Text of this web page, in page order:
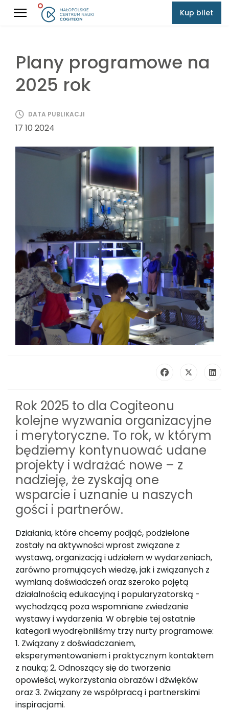
Kup bilet
Plany programowe na
2025 rok
DATA PUBLIKACJI
17 10 2024
Rok 2025 to dla Cogiteonu
kolejne wyzwania organizacyjne
i merytoryczne. To rok, w którym
będziemy kontynuować udane
projekty i wdrażać nowe – z
nadzieję, że zyskają one
wsparcie i uznanie u naszych
gości i partnerów.
Działania, które chcemy podjąć, podzielone
zostały na aktywności wprost związane z
wystawą, organizacją i udziałem w wydarzeniach,
zarówno promujących wiedzę, jak i związanych z
wymianą doświadczeń oraz szeroko pojętą
działalnością edukacyjną i popularyzatorską -
wychodzącą poza wspomniane zwiedzanie
wystawy i wydarzenia. W obrębie tej ostatnie
kategorii wyodrębniliśmy trzy nurty programowe:
1. Związany z doświadczaniem,
eksperymentowaniem i praktycznym kontaktem
z nauką; 2. Odnoszący się do tworzenia
opowieści, wykorzystania obrazów i dźwięków
oraz 3. Związany ze współpracą i partnerskimi
inspiracjami.